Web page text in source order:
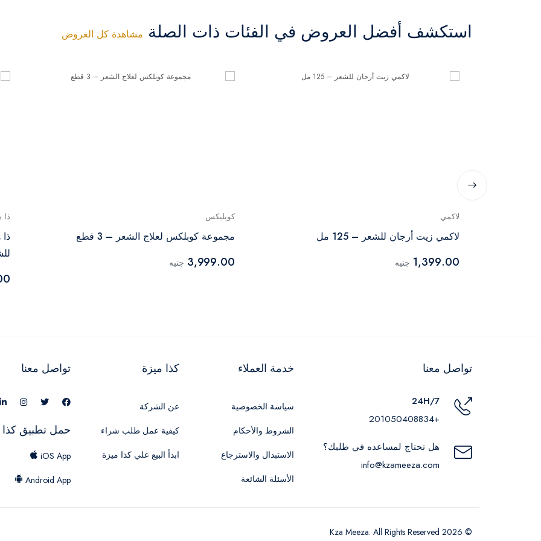
استكشف أفضل العروض في الفئات ذات الصلة مشاهدة كل العروض
لاكمي
لاكمي زيت أرجان للشعر – 125 مل
1,399.00 جنيه
كوبليكس
مجموعة كوبلكس لعلاج الشعر – 3 قطع
3,999.00 جنيه
ذا
تواصل معنا
24H/7
+201050408834
هل تحتاج لمساعده في طلبك؟
info@kzameeza.com
خدمة العملاء
سياسة الخصوصية
الشروط والأحكام
الاستبدال والاسترجاع
الأسئلة الشائعة
كذا ميزة
عن الشركة
كيفية عمل طلب شراء
ابدأ البيع علي كذا ميزة
تواصل معنا
حمل تطبيق كذا
iOS App
Android App
© 2026 Kza Meeza. All Rights Reserved